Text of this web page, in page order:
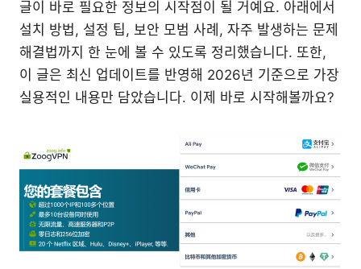
글이 바로 필요한 정보의 시작점이 될 거예요. 아래에서
설치 방법, 설정 팁, 보안 모범 사례, 자주 발생하는 문제
해결법까지 한 눈에 볼 수 있도록 정리했습니다. 또한,
이 글은 최신 업데이트를 반영해 2026년 기준으로 가장
실용적인 내용만 담았습니다. 이제 바로 시작해볼까요?